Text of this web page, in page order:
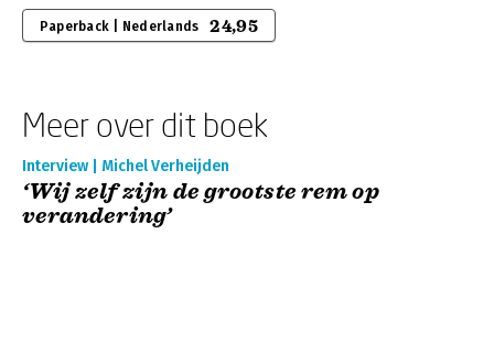
Paperback | Nederlands 24,95
Meer over dit boek
Interview | Michel Verheijden
‘Wij zelf zijn de grootste rem op
verandering’